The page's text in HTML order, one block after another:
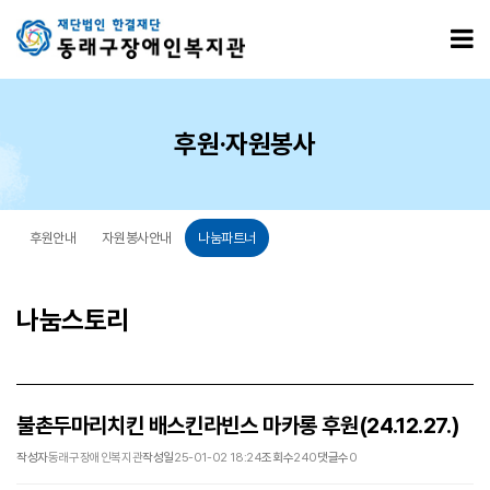
후원·자원봉사
후원안내 자원봉사안내 나눔파트너
나눔스토리
불촌두마리치킨 배스킨라빈스 마카롱 후원(24.12.27.)
작성자동래구장애인복지관작성일25-01-02 18:24조회수240댓글수0